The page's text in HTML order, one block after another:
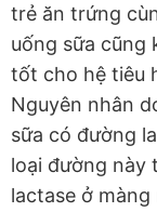
trẻ ăn trứng
uống sữa cũng
tốt cho hệ tiêu
Nguyên nhân
sữa có đường
loại đường này
lactase ở